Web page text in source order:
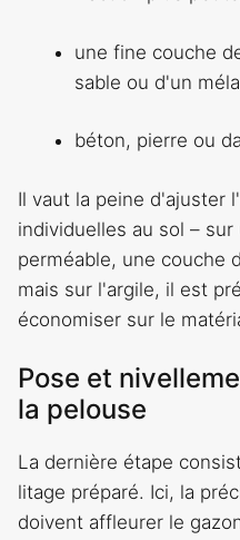
une fine couche
sable ou d'un
béton, pierre ou
Il vaut la peine d'ajuster
individuelles au sol –
perméable, une couche
mais sur l'argile, il est
économiser sur le
Pose et
la pelouse
La dernière étape
litage préparé. Ici, la
doivent affleurer le